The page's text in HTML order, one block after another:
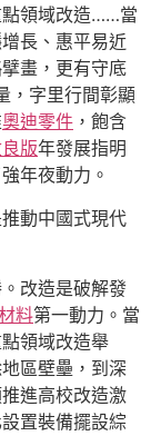
點領域改造……當
長、惠平易近
畫，更有守底
，字里行間彰顯
奧迪零件 ，飽含
版年發展指明
年夜動力。
動中國式現代
改造是破解發
料第一動力。當
領域改造舉
區壁壘，到深
進高校改造激
置裝備擺設綜